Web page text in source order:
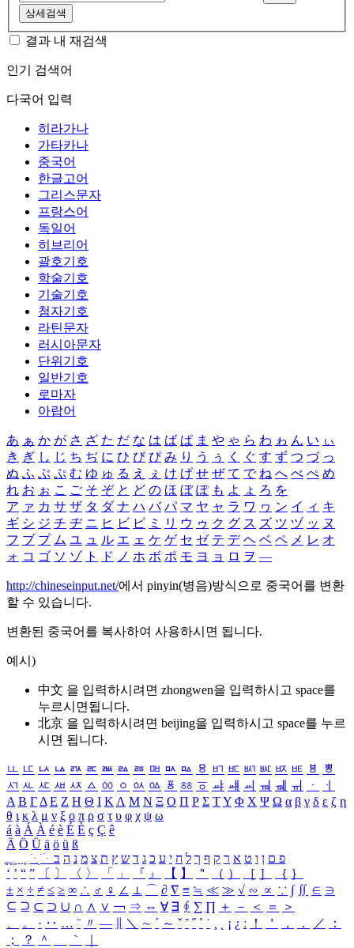
상세검색
결과 내 재검색
인기 검색어
다국어 입력
히라가나
가타카나
중국어
한글고어
그리스문자
프랑스어
독일어
히브리어
괄호기호
학술기호
기술기호
첨자기호
라틴문자
러시아문자
단위기호
일반기호
로마자
아랍어
あ ぁ か が さ ざ た だ な は ば ぱ ま や ゃ ら わ ゎ ん い ぃ
き ぎ し じ ち ぢ に ひ び ぴ み り う ぅ く ぐ す ず つ づ っ
ぬ ふ ぶ ぷ む ゆ ゅ る え ぇ け げ せ ぜ て で ね へ べ ぺ め
れ お ぉ こ ご そ ぞ と ど の ほ ぼ ぽ も よ ょ ろ を
ア ァ カ サ ザ タ ダ ナ ハ バ パ マ ヤ ャ ラ ワ ヮ ン イ ィ キ
ギ シ ジ チ ヂ ニ ヒ ビ ピ ミ リ ウ ゥ ク グ ス ズ ツ ヅ ッ ヌ
フ ブ プ ム ユ ュ ル エ ェ ケ ゲ セ ゼ テ デ ヘ ベ ペ メ レ オ
ォ コ ゴ ソ ゾ ト ド ノ ホ ボ ポ モ ヨ ョ ロ ヲ ―
http://chineseinput.net/에서 pinyin(병음)방식으로 중국어를 변환
할 수 있습니다.
변환된 중국어를 복사하여 사용하시면 됩니다.
예시)
中文 을 입력하시려면 zhongwen을 입력하시고 space를
누르시면됩니다.
北京 을 입력하시려면 beijing을 입력하시고 space를 누르
시면 됩니다.
ㅥ ㅦ ㅧ ㅨ ㅩ ㅪ ㅫ ㅬ ㅭ ㅮ ㅯ ㅰ ㅱ ㅲ ㅳ ㅴ ㅵ ㅶ ㅷ ㅸ
ㅹ
ㅺ ㅻ ㅼ ㅽ ㅾ ㅿ ㆀ ㆁ ㆂ ㆃ ㆄ ㆅ ㆆ ㆇ ㆈ ㆉ ㆊ ㆋ ㆌ ㆍ
ㆎ
Α Β ΓΔ Ε Ζ Η Θ Ι ΚΛ Μ Ν Ξ Ο Π Ρ Σ ΤΥ Φ Χ Ψ Ω α β γ δ ε ζ η
θ ι κ λ μ ν ξ ο π ρ σ τ υ φ χ ψ ω
á à Á À é è É È ç Ç ê
Ä Ö Ü ä ö ü ß
ִֶֹ ֻּ ׁׂ פ ם ן ו ט א ר ק ף ך ל ח י ע כ ג ד ש ץ ת צ מ נ ה ב
‘ ’ “ ” 〔 〕 〈 〉 「 」 『 』 【 】 ＂ （ ） ［ ］ ｛ ｝
± × ÷ ≠ ≤ ≥ ∞ ∴ ♂ ♀ ∠ ⊥ ⌒ ∂ ∇ ≡ ≒ ≪ ≫ √ ∽ ∝ ∵ ∫ ∬ ∈ ∋
⊆ ⊇ ⊂ ⊃ ∪ ∩ ∧ ∨ ￢ ⇒ ⇔ ∀ ∃ ∮ ∑ ∏ ＋ － ＜ ＝
＞
、
。 · ‥ … ¨ 〃 ― ＼ ∼ ´ ～ ˇ ˘ ˝ ˚ ˙ ¸ ¡ ¿ ː ！ ＇ ， ． ／
：
；
？ ＾ ｀